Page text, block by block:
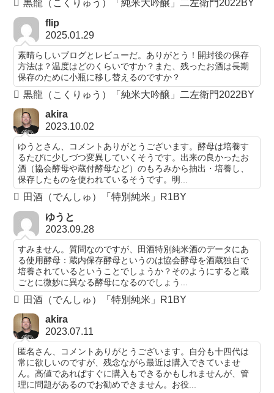
黒龍（こくりゅう）「純米大吟醸」二左衛門2022BY
flip
2025.01.29
素晴らしいブログとレビューだ。ありがとう！開封後の保存
方法は？温度はどのくらいですか？また、残ったお酒は長期
保存のために小瓶に移し替えるのですか？
黒龍（こくりゅう）「純米大吟醸」二左衛門2022BY
akira
2023.10.02
ゆうとさん、コメントありがとうございます。酵母は培養す
るたびに少しづつ変異していくそうです。出来の良かったお
酒（協会酵母や蔵付酵母など）のもろみから抽出・培養し、
保存したものを使われているそうです。明...
田酒（でんしゅ）「特別純米」R1BY
ゆうと
2023.09.28
すみません。質問なのですが、田酒特別純米酒のデータにあ
る使用酵母：蔵内保存酵母というのは協会酵母を酒蔵独自で
培養されているということでしょうか？そのようにすると蔵
ごとに微妙に異なる酵母になるのでしょう...
田酒（でんしゅ）「特別純米」R1BY
akira
2023.07.11
匿名さん、コメントありがとうございます。自分も十四代は
常に欲しいのですが、残念ながら最近は購入できていませ
ん。高値であればすぐに購入もできるかもしれませんが、管
理に問題があるのでお勧めできません。お役...